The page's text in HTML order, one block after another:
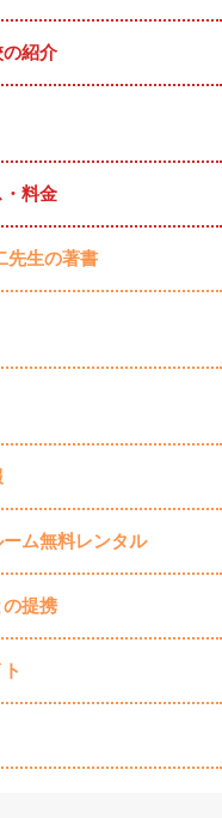
紹介
料金
先生の著書
ム無料レンタル
提携